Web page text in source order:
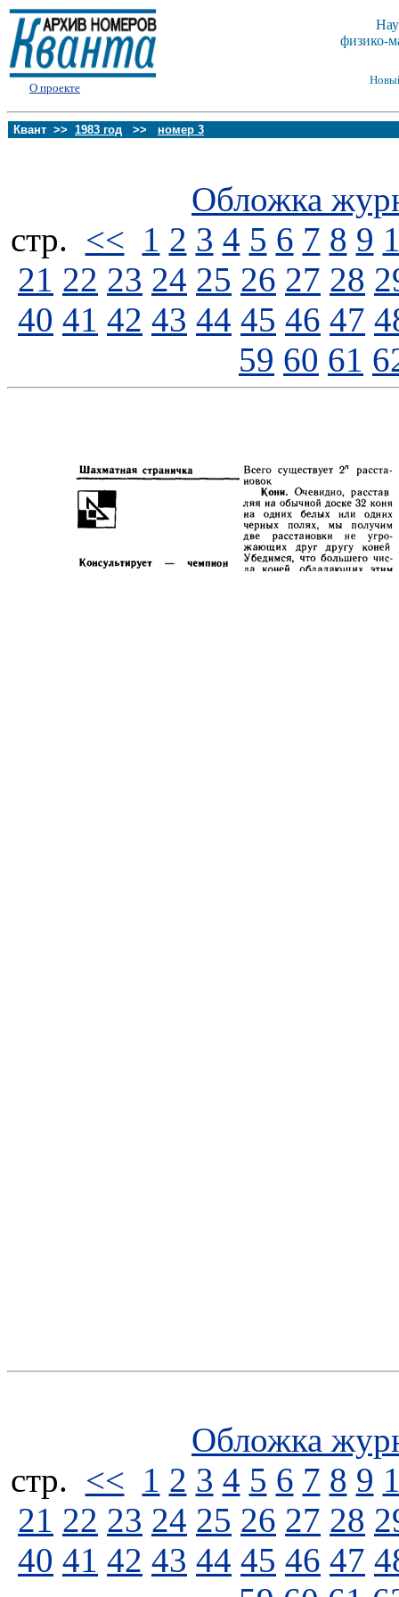
О проекте
физико-
Квант >> 1983 год >> номер 3
Обложка
стp. << 1 2 3 4 5 6 7 8 9
21 22 23 24 25 26 27 28
40 41 42 43 44 45 46 47
59 60 61
Обложка
стp. << 1 2 3 4 5 6 7 8 9
21 22 23 24 25 26 27 28
40 41 42 43 44 45 46 47